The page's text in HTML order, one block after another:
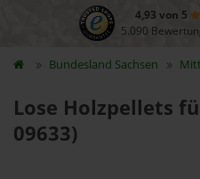
4,93 von 5
5.090
Bundesland Sachsen
Lose Holzpellets
09633)